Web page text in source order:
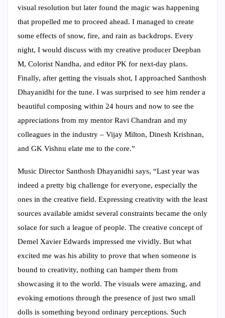
visual resolution but later found the magic was happening
that propelled me to proceed ahead. I managed to create
some effects of snow, fire, and rain as backdrops. Every
night, I would discuss with my creative producer Deepban
M, Colorist Nandha, and editor PK for next-day plans.
Finally, after getting the visuals shot, I approached Santhosh
Dhayanidhi for the tune. I was surprised to see him render a
beautiful composing within 24 hours and now to see the
appreciations from my mentor Ravi Chandran and my
colleagues in the industry – Vijay Milton, Dinesh Krishnan,
and GK Vishnu elate me to the core.”
Music Director Santhosh Dhayanidhi says, “Last year was
indeed a pretty big challenge for everyone, especially the
ones in the creative field. Expressing creativity with the least
sources available amidst several constraints became the only
solace for such a league of people. The creative concept of
Demel Xavier Edwards impressed me vividly. But what
excited me was his ability to prove that when someone is
bound to creativity, nothing can hamper them from
showcasing it to the world. The visuals were amazing, and
evoking emotions through the presence of just two small
dolls is something beyond ordinary perceptions. Such